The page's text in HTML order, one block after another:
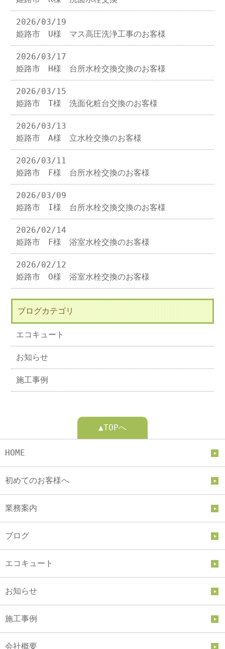
2026/03/19
姫路市 U様 マス高圧洗浄工事のお客様
2026/03/17
姫路市 H様 台所水栓交換交換のお客様
2026/03/15
姫路市 T様 洗面化粧台交換のお客様
2026/03/13
姫路市 A様 立水栓交換のお客様
2026/03/11
姫路市 F様 台所水栓交換のお客様
2026/03/09
姫路市 I様 台所水栓交換交換のお客様
2026/02/14
姫路市 F様 浴室水栓交換のお客様
2026/02/12
姫路市 O様 浴室水栓交換のお客様
ブログカテゴリ
エコキュート
お知らせ
施工事例
▲TOPへ
HOME
初めてのお客様へ
業務案内
ブログ
エコキュート
お知らせ
施工事例
会社概要